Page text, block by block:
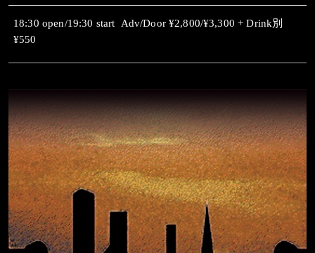
18:30 open/19:30 start Adv/Door ¥2,800/¥3,300 + Drink別
¥550